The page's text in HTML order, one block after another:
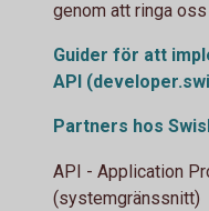
genom att ringa
Guider för att
API
Partners hos
API - Application
(systemgränssnitt)